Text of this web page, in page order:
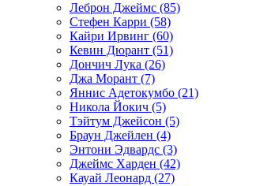
Леброн Джеймс (85)
Стефен Карри (58)
Кайри Ирвинг (60)
Кевин Дюрант (51)
Дончич Лука (26)
Джа Морант (7)
Яннис Адетокумбо (21)
Никола Йокич (5)
Тэйтум Джейсон (5)
Браун Джейлен (4)
Энтони Эдвардс (3)
Джеймс Харден (42)
Кауай Леонард (27)